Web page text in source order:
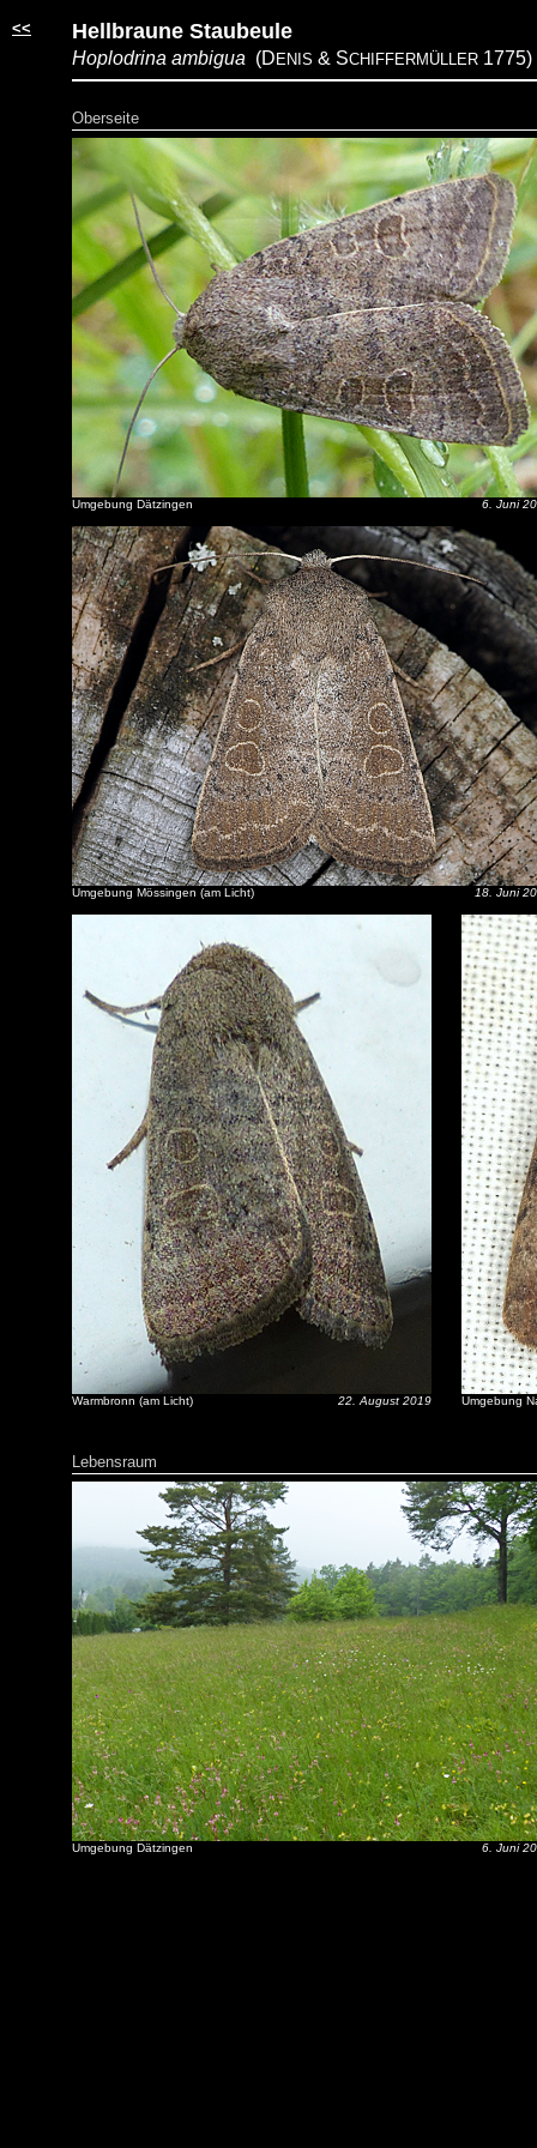
<< Hellbraune Staubeule
Hoplodrina ambigua (D ENIS & SCHIFFERMÜLLER 1775)
Oberseite
Umgebung Dätzingen 6. Juni
Umgebung Mössingen (am Licht) 18. Juni
Warmbronn (am Licht) 22. August 2019 Umgebung
Lebensraum
Umgebung Dätzingen 6. Juni